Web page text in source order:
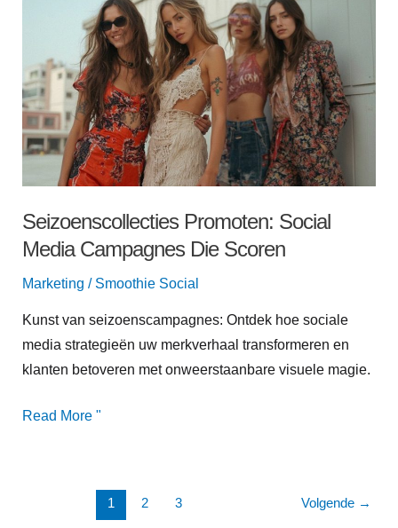
Seizoenscollecties Promoten: Social
Media Campagnes Die Scoren
Marketing / Smoothie Social
Kunst van seizoenscampagnes: Ontdek hoe sociale
media strategieën uw merkverhaal transformeren en
klanten betoveren met onweerstaanbare visuele magie.
Promoten:
Media
Campagnes
Die
Scoren
Read More "
1 2 3 Volgende →